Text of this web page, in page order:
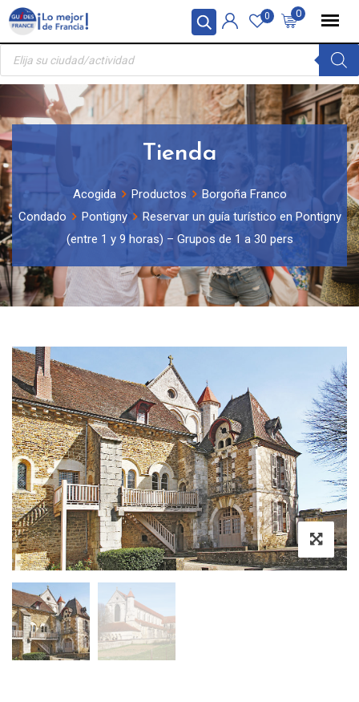
Panel de gestión de cookies
Skip
content
0
0
Búsqueda
productos
Tienda
Acogida Productos
Borgoña Franco
Condado
Pontigny
Reservar un guía turístico en Pontigny
(entre 1 y 9 horas) – Grupos de 1 a 30 pers